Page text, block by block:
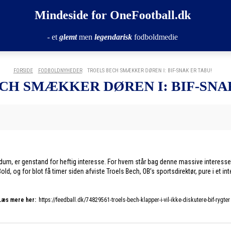
Mindeside for OneFootball.dk
- et glemtmen legendarisk fodboldmedie
FORSIDE FODBOLDNYHEDER TROELS BECH SMÆKKER DØREN I: BIF-SNAK ER TABU!
SMÆKKER DØREN I: BIF-
er genstand for heftig interesse. For hvem står bag denne massive
og for blot få timer siden afviste Troels Bech, OB’s sportsdirektør, pure i et
mere her: https://feedball.dk/74829561-troels-bech-klapper-i-vil-ikke-diskutere-bif-rygter